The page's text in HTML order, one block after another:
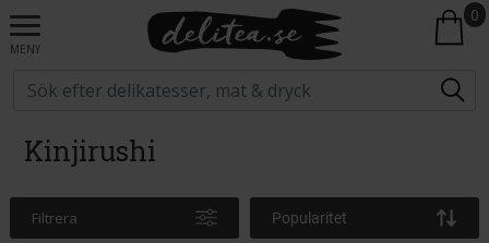
MENY
0
Kinjirushi
Filtrera Popularitet